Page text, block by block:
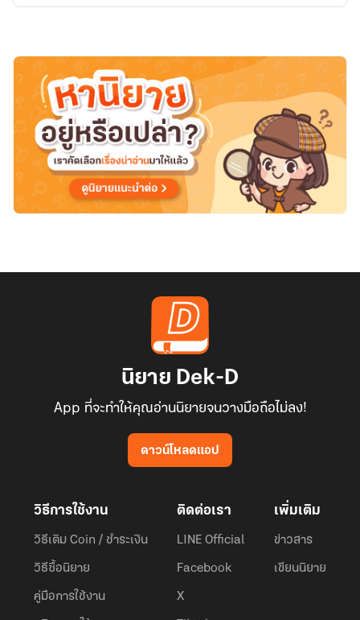
นิยาย Dek-D
App ที่จะทำให้คุณอ่านนิยายจนวางมือถือไม่ลง!
ดาวน์โหลดแอป
วิธีการใช้งาน
วิธีเติม Coin / ชำระเงิน
วิธีซื้อนิยาย
คู่มือการใช้งาน
ติดต่อเรา
LINE Official
Facebook
X
เพิ่มเติม
ข่าวสาร
เขียนนิยาย